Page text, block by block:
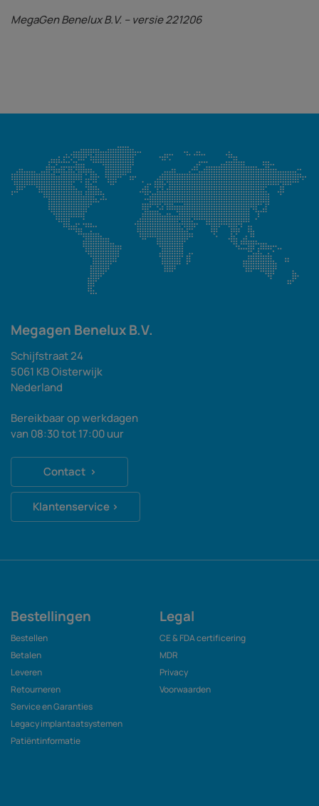
MegaGen Benelux B.V. – versie 221206
Megagen Benelux B.V.
Schijfstraat 24
5061 KB Oisterwijk
Nederland
Bereikbaar op werkdagen
van 08:30 tot 17:00 uur
Contact ›
Klantenservice ›
Bestellingen
Bestellen
Betalen
Leveren
Retourneren
Service en Garanties
Legacy implantaatsystemen
Patiëntinformatie
Legal
CE & FDA certificering
MDR
Privacy
Voorwaarden